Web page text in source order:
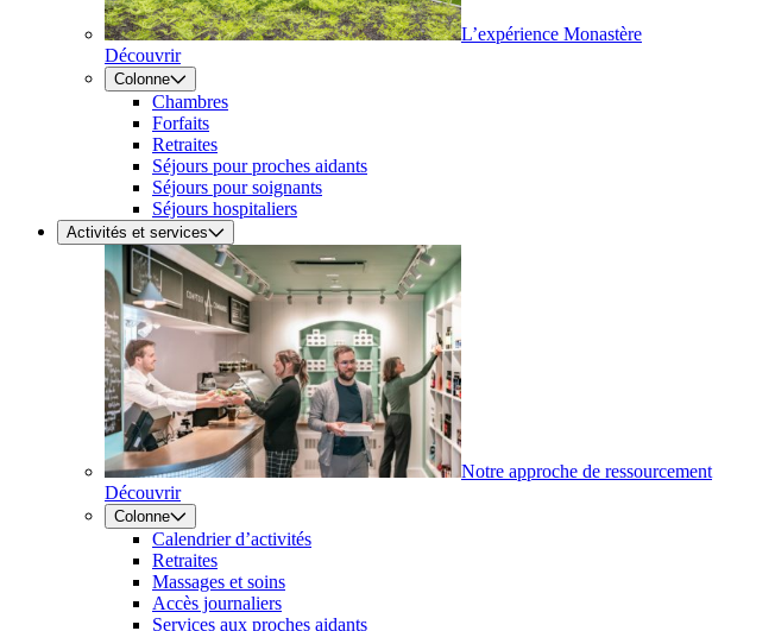
L’expérience Monastère
Découvrir
Colonne
Chambres
Forfaits
Retraites
Séjours pour proches aidants
Séjours pour soignants
Séjours hospitaliers
Activités et services
Notre approche de ressourcement
Découvrir
Colonne
Calendrier d’activités
Retraites
Massages et soins
Accès journaliers
Services aux proches aidants